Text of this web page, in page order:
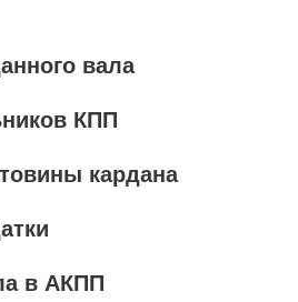
вала
КПП
кардана
в АКПП